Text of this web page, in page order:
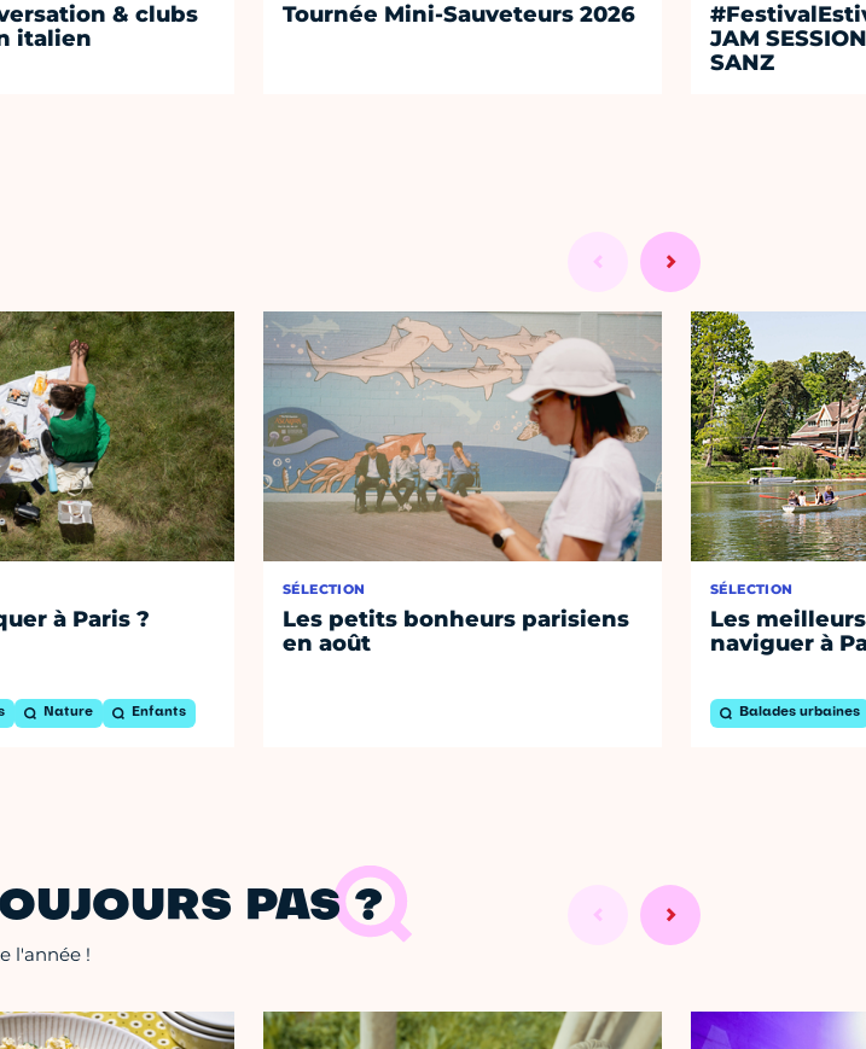
& clubs
italien
Tournée Mini-Sauveteurs 2026
JAM
SANZ
à Paris ?
Nature Enfants
SÉLECTION
Les petits bonheurs parisiens
en août
SÉLECTION
Les
naviguer à
Balades urbaines
PAS ?
l'année !